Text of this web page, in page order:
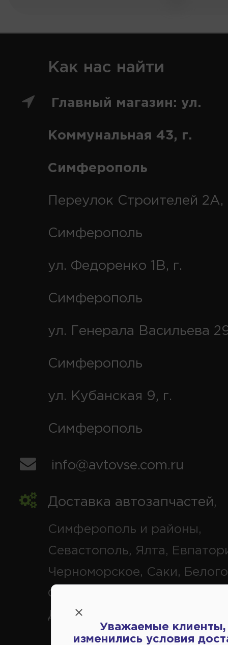
Как нас найти
Главный магазин: ул.
Коммунальная 43, г.
Симферополь
Переулок Строителей 2А,
Симферополь
ул. Федоренко 1В, г.
Симферополь
ул. Генерала Васильева
Симферополь
ул. Кубанская 9, г.
Симферополь
info@avtovse.com.ru
Доставка автозапчастей,
Симферополь и районы,
Севастополь, Ялта,
Черноморское, Саки,
Феодосия, Старый Крым,
Джанкой.
Уважаемые клиенты,
изменились условия